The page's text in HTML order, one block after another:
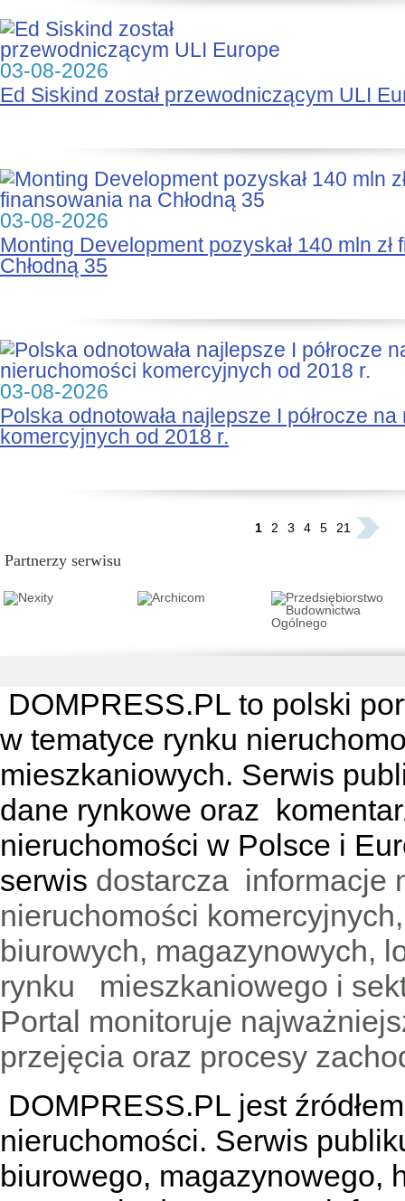
03-08-2026
Ed Siskind został przewodniczącym ULI
03-08-2026
Monting Development pozyskał 140 mln zł
Chłodną 35
03-08-2026
Polska odnotowała najlepsze I półrocze
komercyjnych od 2018 r.
1 2 3 4 5 21
Partnerzy serwisu
DOMPRESS.PL to polski
w tematyce rynku
mieszkaniowych. Serwis
dane rynkowe oraz
nieruchomości w Polsce i
serwis dostarcza informacje
nieruchomości
biurowych, magazynowych,
rynku mieszkaniowego i
Portal monitoruje
przejęcia oraz procesy
DOMPRESS.PL jest
nieruchomości. Serwis
biurowego, magazynowego,